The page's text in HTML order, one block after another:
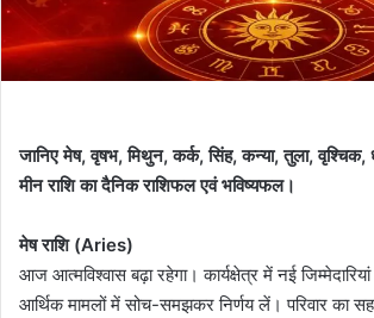
जानिए मेष, वृषभ, मिथुन, कर्क, सिंह, कन्या, तुला,
मीन राशि का दैनिक राशिफल एवं भविष्यफल।
मेष राशि (Aries)
आज आत्मविश्वास बढ़ा रहेगा। कार्यक्षेत्र में नई
आर्थिक मामलों में सोच-समझकर निर्णय लें। परिवार का